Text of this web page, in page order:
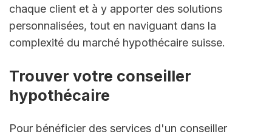
chaque client et à y apporter des solutions
personnalisées, tout en naviguant dans la
complexité du marché hypothécaire suisse.
Trouver votre conseiller
hypothécaire
Pour bénéficier des services d'un conseiller